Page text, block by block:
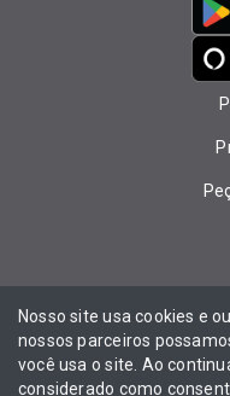
Nosso site usa cookies e
nossos parceiros
você usa o site. Ao
considerado como